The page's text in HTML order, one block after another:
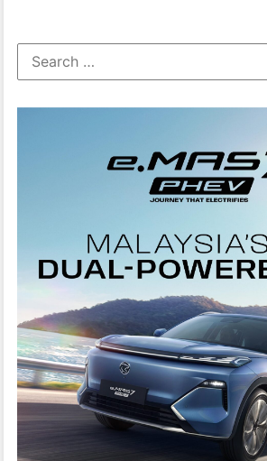
TO-
SAFETY-
POINT